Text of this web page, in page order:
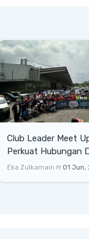
Club Leader Meet
Perkuat Hubungan
Dengan Komunitas
Eka Zulkarnain H 01 Jun,